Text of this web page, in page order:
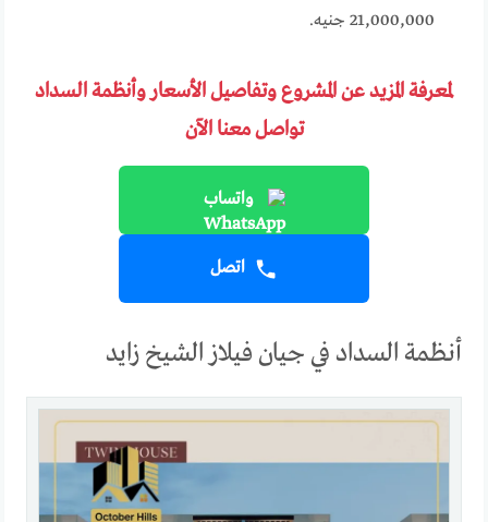
21,000,000 جنيه.
لمعرفة المزيد عن المشروع وتفاصيل الأسعار وأنظمة السداد
تواصل معنا الآن
واتساب
اتصل
أنظمة السداد في جيان فيلاز الشيخ زايد